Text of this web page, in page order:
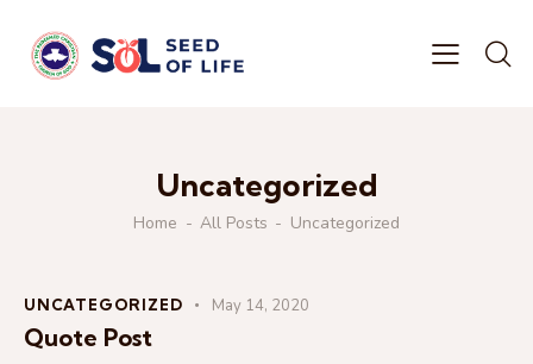
Uncategorized
Home All Posts Uncategorized
UNCATEGORIZED May 14, 2020
Quote Post